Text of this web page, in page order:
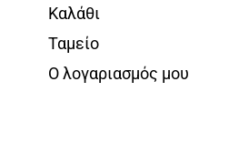
Καλάθι
Ταμείο
Ο λογαριασμός μου